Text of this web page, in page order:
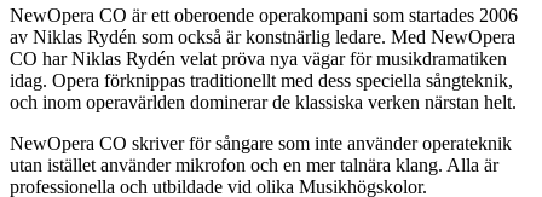
NewOpera CO är ett oberoende operakompani som startades 2006
av Niklas Rydén som också är konstnärlig ledare. Med NewOpera
CO har Niklas Rydén velat pröva nya vägar för musikdramatiken
idag. Opera förknippas traditionellt med dess speciella sångteknik,
och inom operavärlden dominerar de klassiska verken närstan helt.
NewOpera CO skriver för sångare som inte använder operateknik
utan istället använder mikrofon och en mer talnära klang. Alla är
professionella och utbildade vid olika Musikhögskolor.